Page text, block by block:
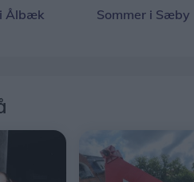
Ålbæk Sommer i Sæby